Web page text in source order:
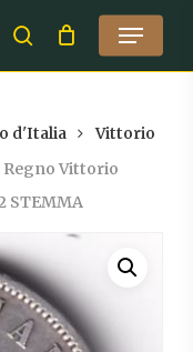
search
Menu
d'Italia
Vittorio
Vittorio
STEMMA
Close